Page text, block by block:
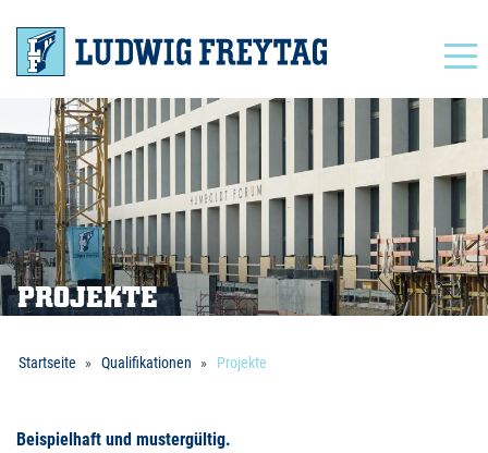
PROJEKTE
Startseite Qualifikationen Projekte
Beispielhaft und mustergültig.